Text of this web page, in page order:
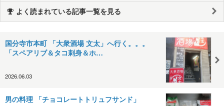
よく読まれている記事一覧を見る
国分寺市本町 「大衆酒場 文太」へ行く。。。
「スペアリブ＆タコ刺身＆ホ…
2026.06.03
男の料理 「チョコレートトリュフサンド」